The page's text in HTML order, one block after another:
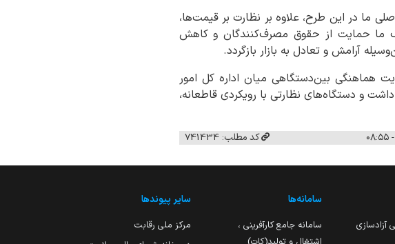
ما در این طرح، علاوه بر نظارت بر قیمت‌ها،
ما حمایت از حقوق مصرف‌کنندگان و کاهش
آرامش و تعادل به بازار بازگردد.
هماهنگی بین‌دستگاهی میان اداره کل امور
و دستگاه‌های نظارتی با رویکردی قاطعانه،
کد مطلب: 741434
آزادسازی
سامانه‌ها
سامانه جامع کارآفرینی ،
سایر پیوندها
مرکز ملی رقابت